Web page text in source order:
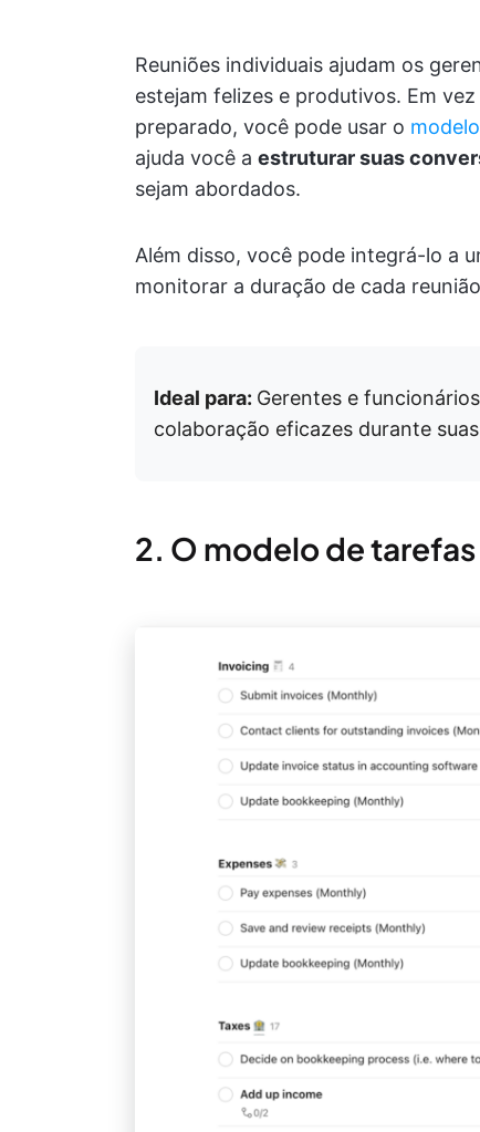
Reuniões individuais ajudam os
estejam felizes e produtivos. Em
preparado, você pode usar o
ajuda você a estruturar suas
sejam abordados.
Além disso, você pode integrá-lo a
monitorar a duração de cada
Ideal para: Gerentes e
colaboração eficazes durante
2. O modelo de